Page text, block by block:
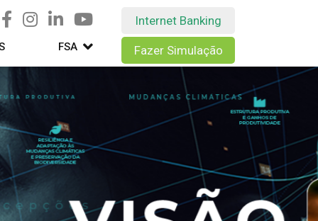
FSA
Internet Banking
Fazer Simulação